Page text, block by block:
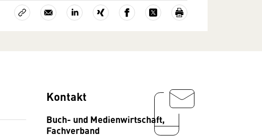
Kontakt
Buch- und Medienwirtschaft,
Fachverband